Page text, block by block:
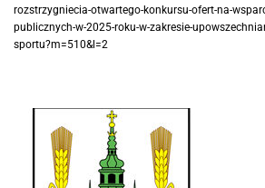
rozstrzygniecia-otwartego-konkursu-ofert-na-
publicznych-w-2025-roku-w-zakresie-
sportu?m=510&l=2